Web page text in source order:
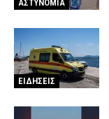
ΑΣΤΥΝΟΜΙΑ
ΕΙΔΗΣΕΙΣ